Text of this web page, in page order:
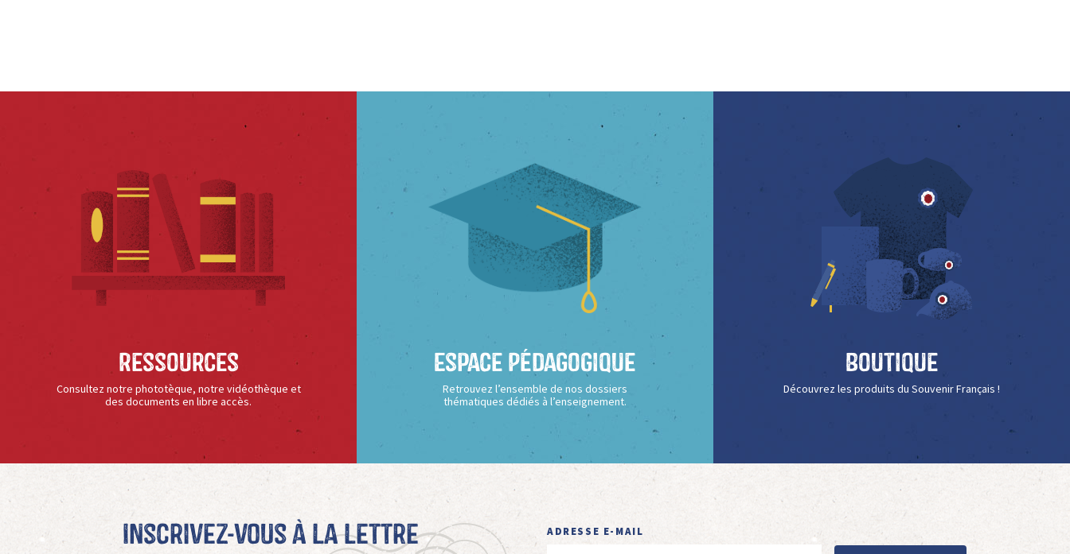
Ressources
Consultez notre phototèque, notre vidéothèque et
des documents en libre accès.
Espace Pédagogique
Retrouvez l’ensemble de nos dossiers
thématiques dédiés à l’enseignement.
Boutique
Découvrez les produits du Souvenir Français !
Inscrivez-vous à La Lettre ADRESSE E-MAIL